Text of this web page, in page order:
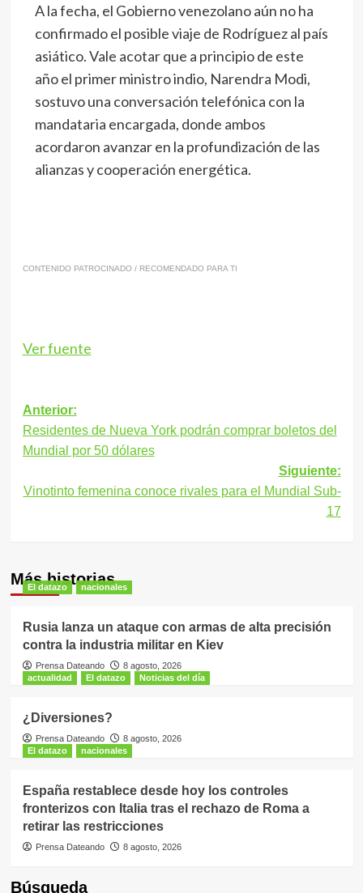
A la fecha, el Gobierno venezolano aún no ha
confirmado el posible viaje de Rodríguez al país
asiático. Vale acotar que a principio de este
año el primer ministro indio, Narendra Modi,
sostuvo una conversación telefónica con la
mandataria encargada, donde ambos
acordaron avanzar en la profundización de las
alianzas y cooperación energética.
CONTENIDO PATROCINADO / RECOMENDADO PARA TI
Ver fuente
Navegación
de
entradas
Anterior:
Residentes de Nueva York podrán comprar boletos del
Mundial por 50 dólares
Siguiente:
Vinotinto femenina conoce rivales para el Mundial Sub-
17
Más historias
El datazo nacionales
Rusia lanza un ataque con armas de alta precisión
contra la industria militar en Kiev
Prensa Dateando
8 agosto, 2026
actualidad
El datazo Noticias del día
¿Diversiones?
Prensa Dateando
8 agosto, 2026
El datazo
nacionales
España restablece desde hoy los controles
fronterizos con Italia tras el rechazo de Roma a
retirar las restricciones
Prensa Dateando 8 agosto, 2026
Búsqueda